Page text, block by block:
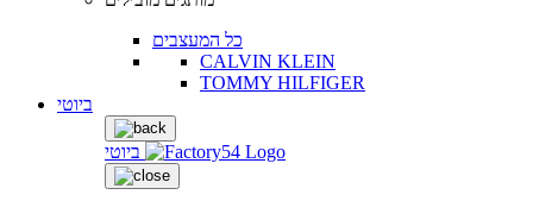
כל המעצבים
CALVIN KLEIN
TOMMY HILFIGER
ביוטי
ביוטי